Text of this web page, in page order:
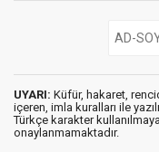
UYARI: Küfür, hakaret,
içeren, imla kuralları ile
Türkçe karakter
onaylanmamaktadır.